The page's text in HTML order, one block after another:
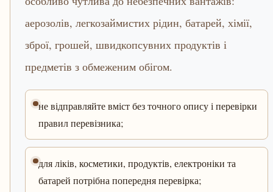
аерозолів, легкозаймистих рідин, батарей, хімії,
зброї, грошей, швидкопсувних продуктів і
предметів з обмеженим обігом.
не відправляйте вміст без точного опису і перевірки
правил перевізника;
для ліків, косметики, продуктів, електроніки та
батарей потрібна попередня перевірка;